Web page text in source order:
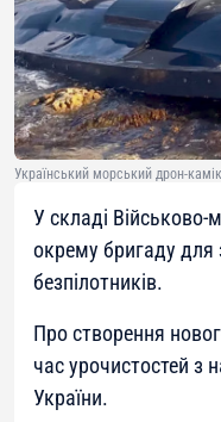
Український морський дрон-
У складі
окрему бригаду для
безпілотників.
Про створення
час урочистостей з
України.